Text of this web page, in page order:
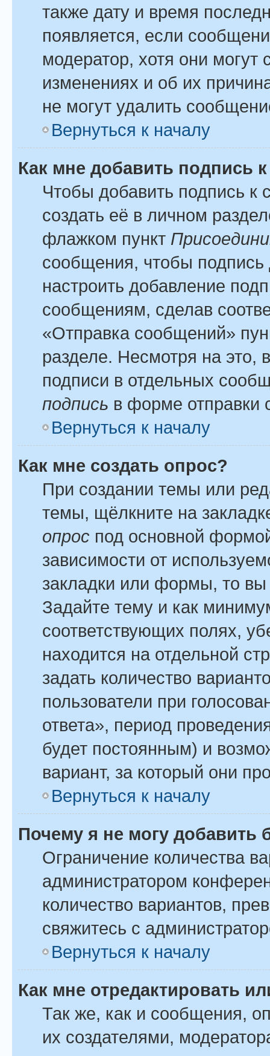
также дату и время
появляется, если
модератор, хотя они
изменениях и об их
не могут удалить
Вернуться к началу
Как мне добавить подпись
Чтобы добавить подпись
создать её в личном
флажком пункт
сообщения, чтобы
настроить добавление
сообщениям, сделав
«Отправка сообщений»
разделе. Несмотря на это,
подписи в отдельных
подпись в форме отправки
Вернуться к началу
Как мне создать опрос?
При создании темы или
темы, щёлкните на
опрос под основной
зависимости от
закладки или формы, то вы
Задайте тему и как
соответствующих полях,
находится на отдельной
задать количество
пользователи при
ответа», период
будет постоянным) и
вариант, за который они
Вернуться к началу
Почему я не могу добавить
Ограничение количества
администратором
количество вариантов,
свяжитесь с
Вернуться к началу
Как мне отредактировать
Так же, как и сообщения,
их создателями,